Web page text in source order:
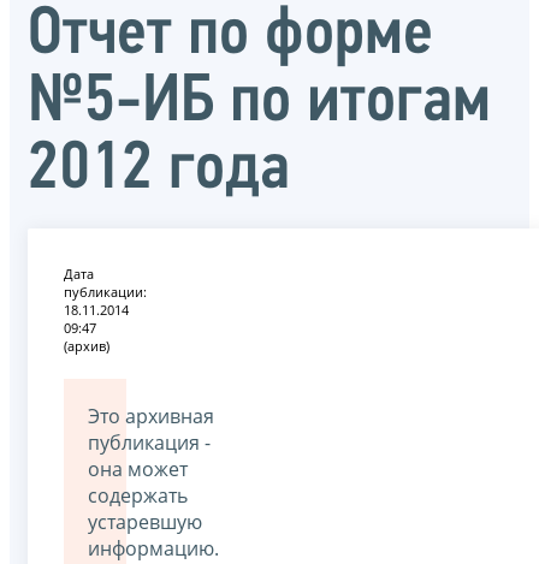
Отчет по форме
№5-ИБ по итогам
2012 года
Дата
публикации:
18.11.2014
09:47
(архив)
Это архивная
публикация -
она может
содержать
устаревшую
информацию.